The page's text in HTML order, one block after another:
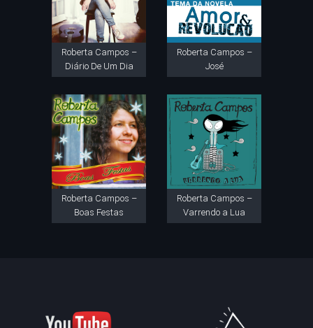
Roberta Campos –
Diário De Um Dia
Roberta Campos –
José
Roberta Campos –
Boas Festas
Roberta Campos –
Varrendo a Lua